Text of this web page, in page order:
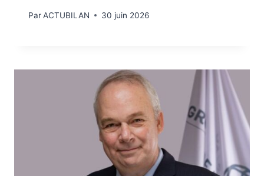
ParACTUBILAN 30 juin 2026